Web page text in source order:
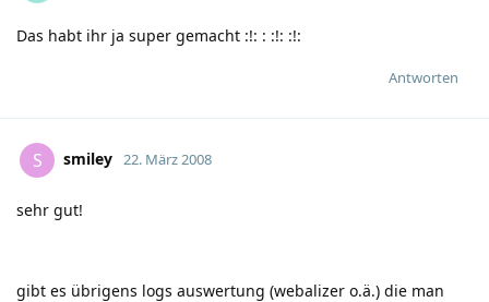
Das habt ihr ja super gemacht :!: : :!: :!:
Antworten
S smiley 22. März 2008
sehr gut!
gibt es übrigens logs auswertung (webalizer o.ä.) die man